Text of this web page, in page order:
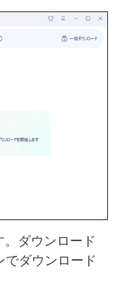
ダウンロード
ダウンロード